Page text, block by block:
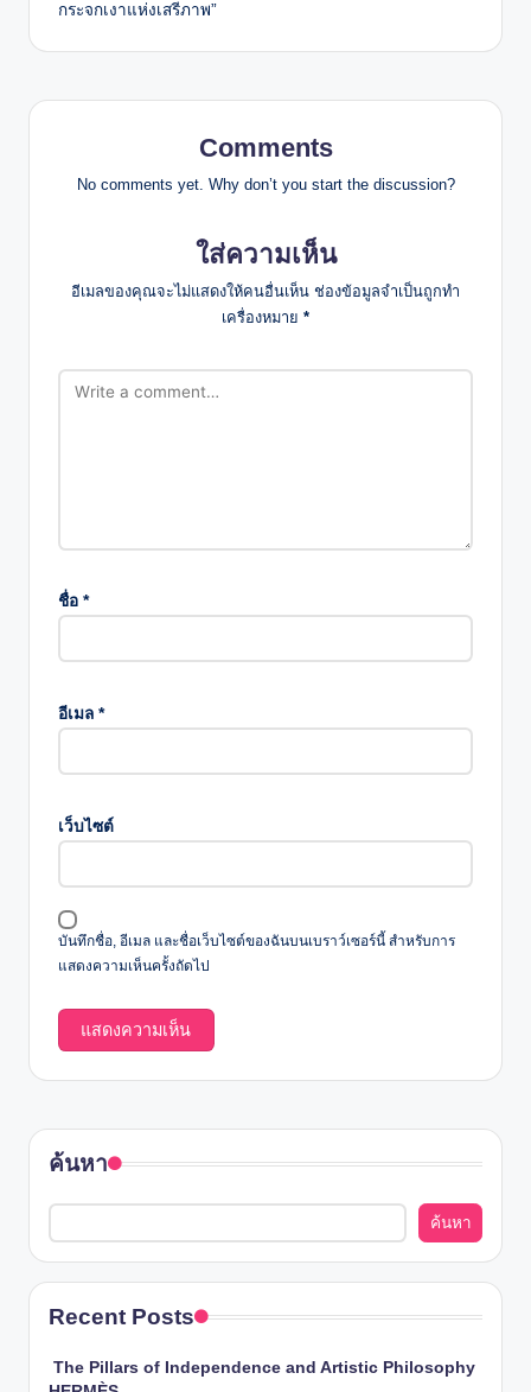
กระจกเงาแห่งเสรีภาพ”
Comments
No comments yet. Why don’t you start the discussion?
ใส่ความเห็น
อีเมลของคุณจะไม่แสดงให้คนอื่นเห็น ช่องข้อมูลจำเป็นถูกทำ
เครื่องหมาย *
ชื่อ *
อีเมล *
เว็บไซต์
บันทึกชื่อ, อีเมล และชื่อเว็บไซต์ของฉันบนเบราว์เซอร์นี้ สำหรับการ
แสดงความเห็นครั้งถัดไป
ค้นหา
ค้นหา
Recent Posts
The Pillars of Independence and Artistic Philosophy